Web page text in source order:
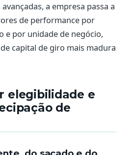
a empresa passa a
de performance por
e por unidade de negócio,
capital de giro mais madura
elegibilidade e
de